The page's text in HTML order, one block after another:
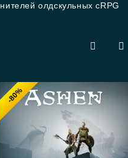
олдскульных cRPG
-80%